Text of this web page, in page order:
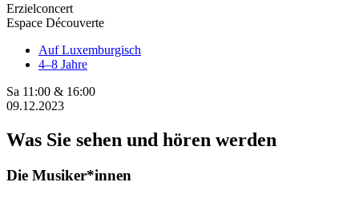
Erzielconcert
Espace Découverte
Auf Luxemburgisch
4–8 Jahre
Sa 11:00 & 16:00
09.12.2023
Was Sie sehen und hören werden
Die Musiker*innen